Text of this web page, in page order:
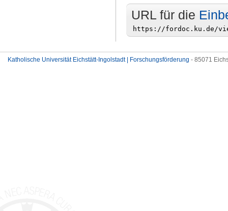
URL für die
Katholische Universität Eichstätt-Ingolstadt | Forschungsförderung - 85071